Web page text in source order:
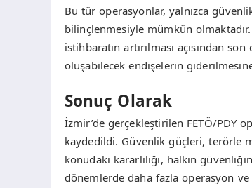
Bu tür operasyonlar, yalnızca
bilinçlenmesiyle mümkün
istihbaratın artırılması açısından
oluşabilecek endişelerin
Sonuç Olarak
İzmir’de gerçekleştirilen FETÖ/PDY
kaydedildi. Güvenlik güçleri, terörle
konudaki kararlılığı, halkın
dönemlerde daha fazla operasyon